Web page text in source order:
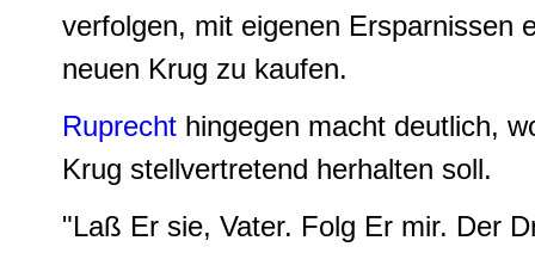
verfolgen, mit eigenen Ersparnissen
neuen Krug zu kaufen.
Ruprecht hingegen macht deutlich,
Krug stellvertretend herhalten soll.
"Laß Er sie, Vater. Folg Er mir. Der